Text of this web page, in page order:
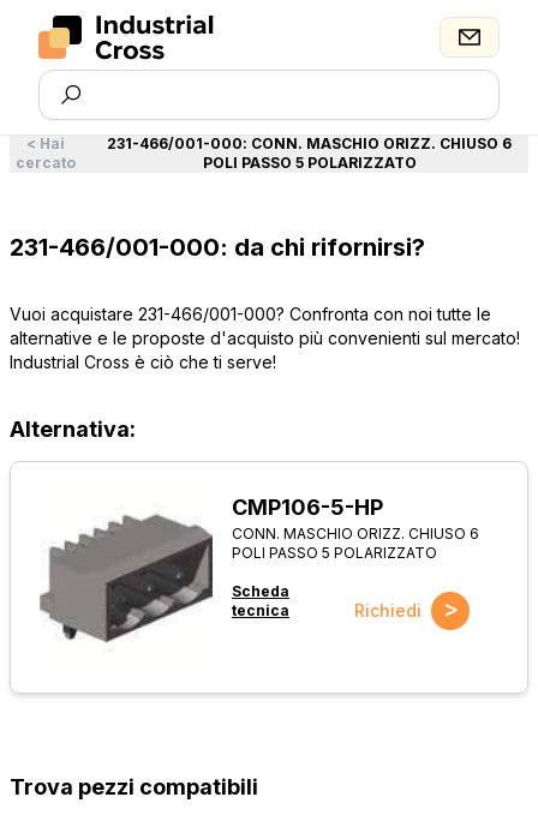
< Hai
cercato
231-466/001-000: CONN. MASCHIO ORIZZ. CHIUSO 6
POLI PASSO 5 POLARIZZATO
231-466/001-000: da chi rifornirsi?
Vuoi acquistare 231-466/001-000? Confronta con noi tutte le
alternative e le proposte d'acquisto più convenienti sul mercato!
Industrial Cross è ciò che ti serve!
Alternativa:
CMP106-5-HP
CONN. MASCHIO ORIZZ. CHIUSO 6
POLI PASSO 5 POLARIZZATO
Scheda
tecnica
Richiedi >
Trova pezzi compatibili